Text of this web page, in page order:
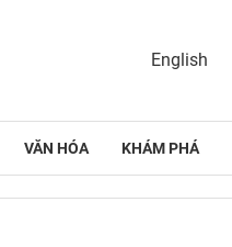
English
VĂN HÓA KHÁM PHÁ